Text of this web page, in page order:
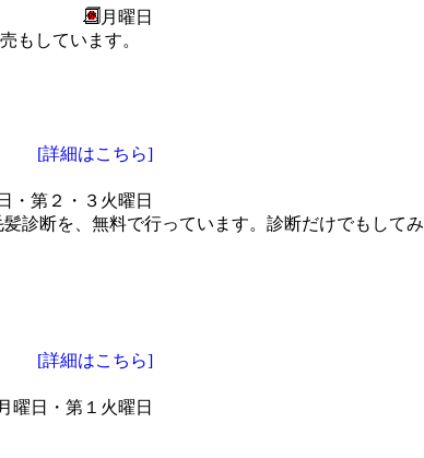
月曜日
もしています。
[詳細はこちら]
・第２・３火曜日
診断を、無料で行っています。診断だけでもして
[詳細はこちら]
月曜日・第１火曜日